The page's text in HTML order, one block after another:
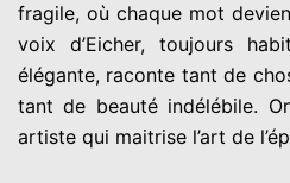
fragile, où chaque mot
voix d’Eicher, toujours
élégante, raconte tant de
tant de beauté indélébile.
artiste qui maitrise l’art de